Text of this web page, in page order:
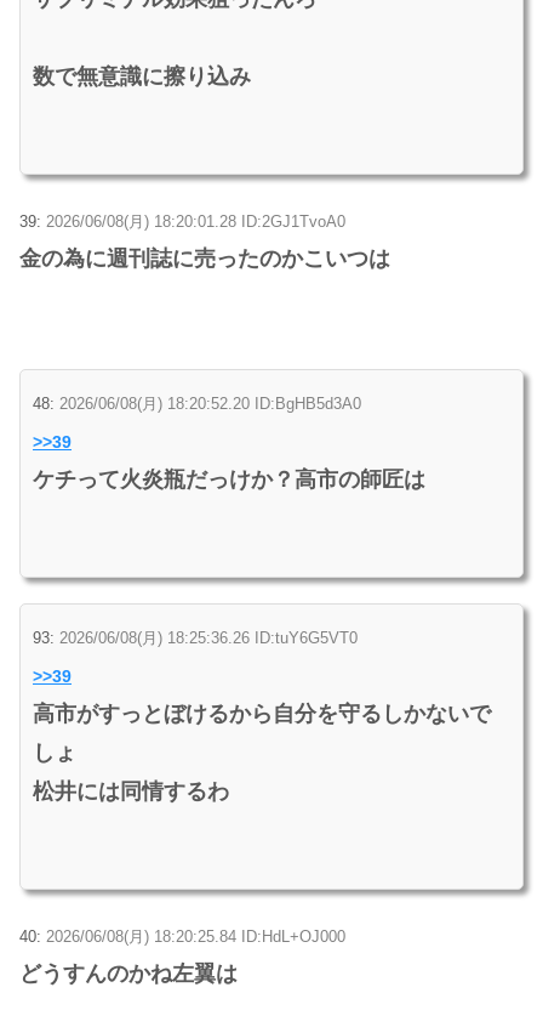
数で無意識に擦り込み
39: 2026/06/08(月) 18:20:01.28 ID:2GJ1TvoA0
金の為に週刊誌に売ったのかこいつは
48: 2026/06/08(月) 18:20:52.20 ID:BgHB5d3A0
>>39
ケチって火炎瓶だっけか？高市の師匠は
93: 2026/06/08(月) 18:25:36.26 ID:tuY6G5VT0
>>39
高市がすっとぼけるから自分を守るしかないで
しょ
松井には同情するわ
40: 2026/06/08(月) 18:20:25.84 ID:HdL+OJ000
どうすんのかね左翼は